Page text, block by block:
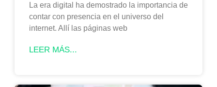
La era digital ha demostrado la importancia de
contar con presencia en el universo del
internet. Allí las páginas web
LEER MÁS...